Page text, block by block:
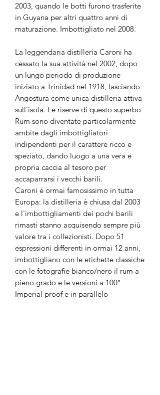
2003, quando le botti furono trasferite
in Guyana per altri quattro anni di
maturazione. Imbottigliato nel 2008.
La leggendaria distilleria Caroni ha
cessato la sua attività nel 2002, dopo
un lungo periodo di produzione
iniziato a Trinidad nel 1918, lasciando
Angostura come unica distilleria attiva
sull’isola. Le riserve di questo superbo
Rum sono diventate particolarmente
ambite dagli imbottigliatori
indipendenti per il carattere ricco e
speziato, dando luogo a una vera e
propria caccia al tesoro per
accaparrarsi i vecchi barili.
Caroni é ormai famosissimo in tutta
Europa: la distilleria è chiusa dal 2003
e l'imbottigliamenti dei pochi barili
rimasti stanno acquisendo sempre più
valore tra i collezionisti. Dopo 51
espressioni differenti in ormai 12 anni,
imbottigliano con le etichette classiche
con le fotografie bianco/nero il rum a
pieno grado e le versioni a 100°
Imperial proof e in parallelo